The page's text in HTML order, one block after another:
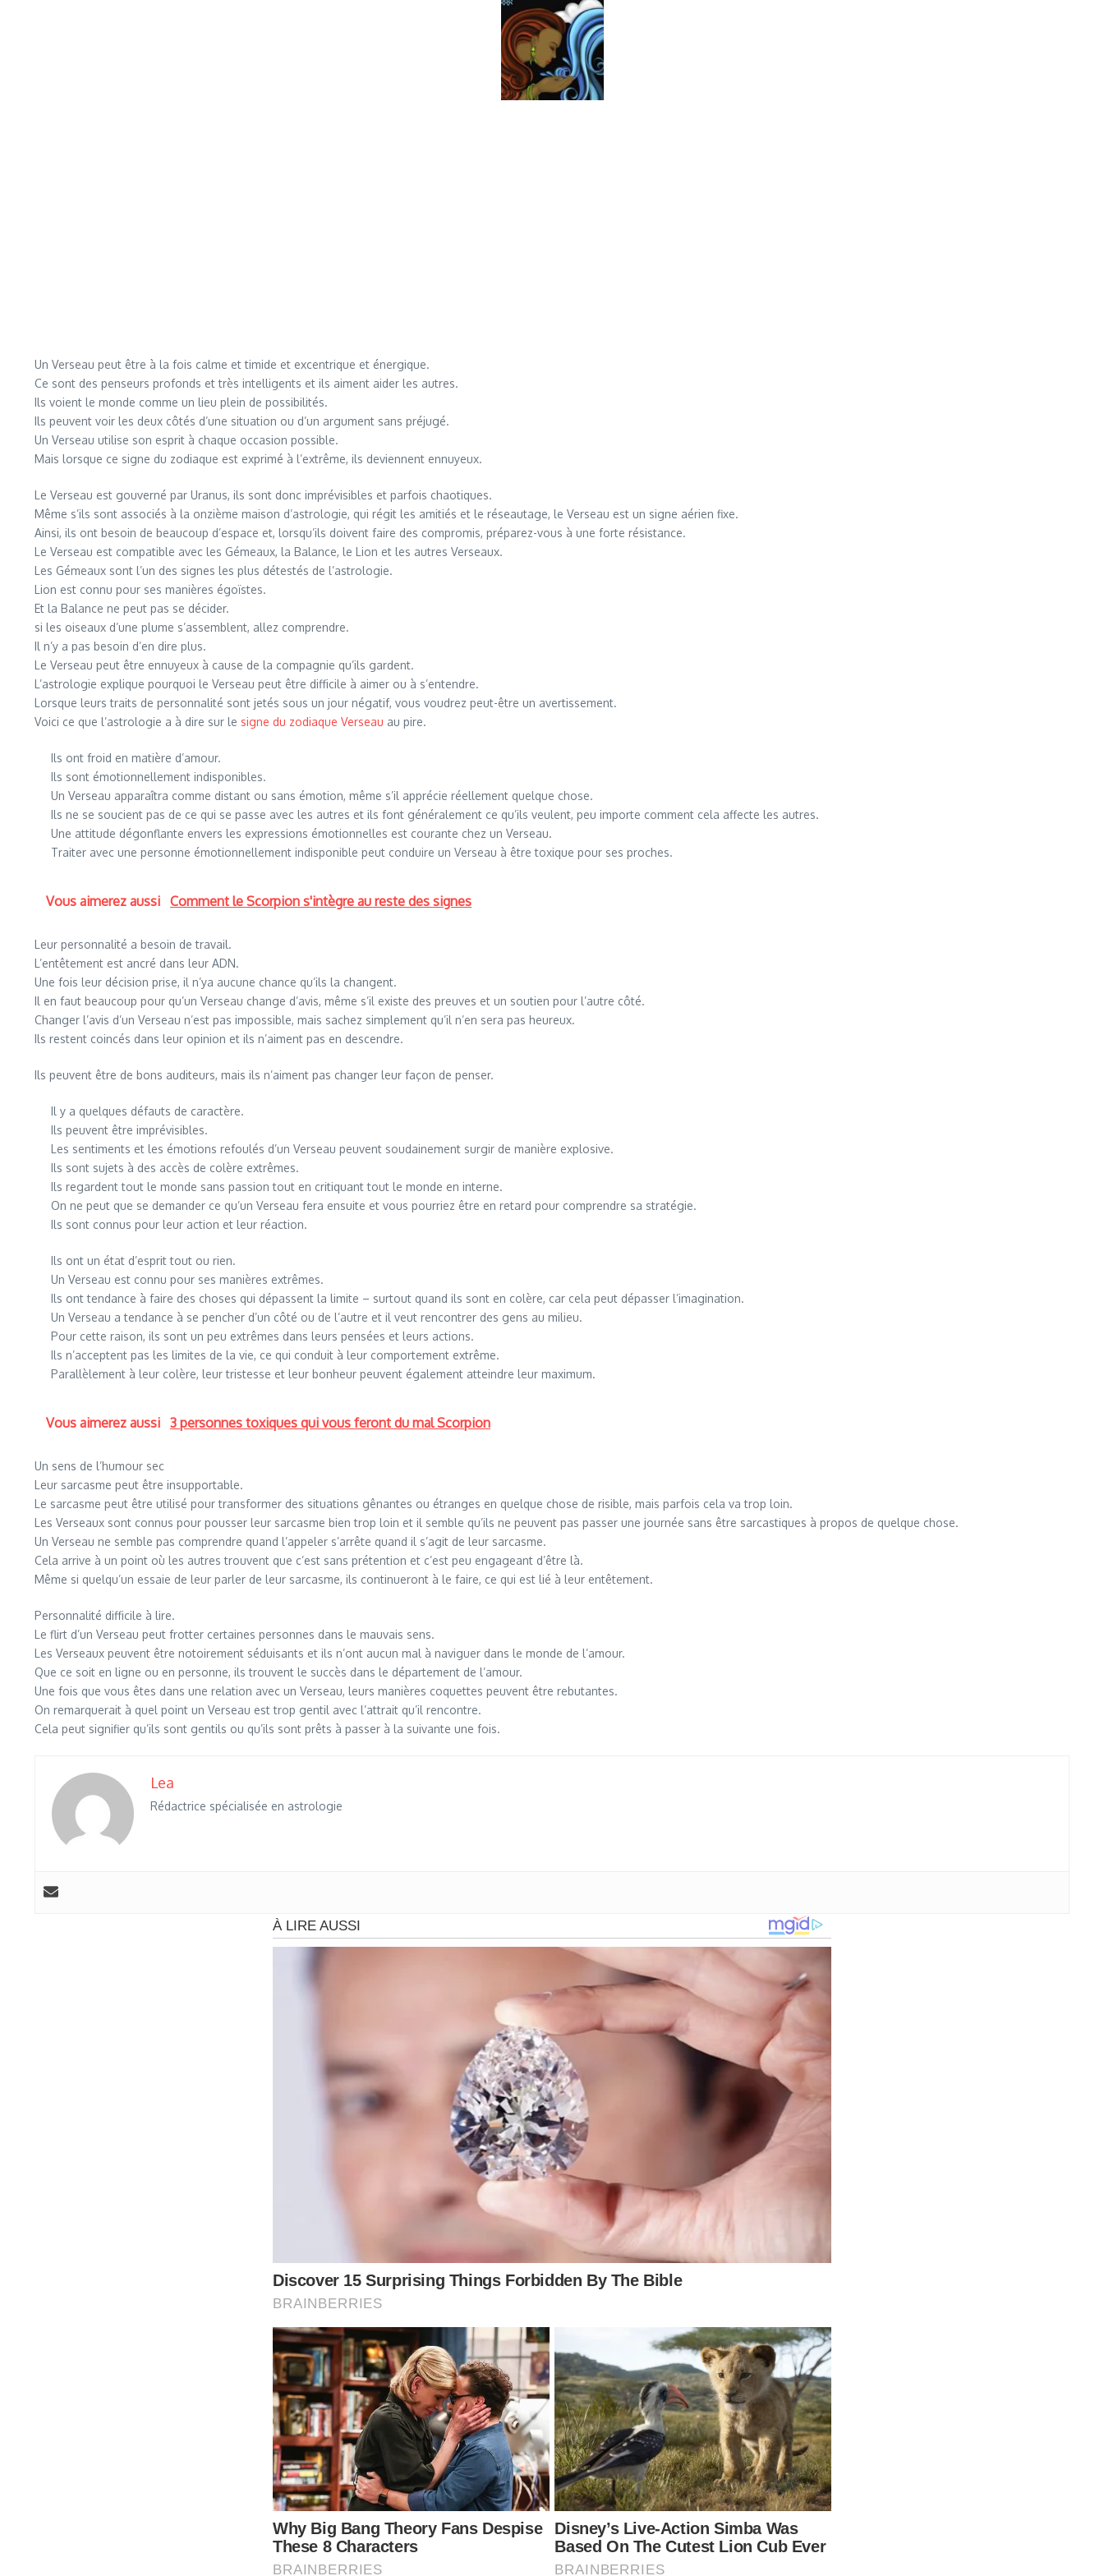
Un Verseau peut être à la fois calme et timide et excentrique et énergique.
Ce sont des penseurs profonds et très intelligents et ils aiment aider les autres.
Ils voient le monde comme un lieu plein de possibilités.
Ils peuvent voir les deux côtés d’une situation ou d’un argument sans préjugé.
Un Verseau utilise son esprit à chaque occasion possible.
Mais lorsque ce signe du zodiaque est exprimé à l’extrême, ils deviennent ennuyeux.
Le Verseau est gouverné par Uranus, ils sont donc imprévisibles et parfois chaotiques.
Même s’ils sont associés à la onzième maison d’astrologie, qui régit les amitiés et le réseautage, le Verseau est un signe aérien fixe.
Ainsi, ils ont besoin de beaucoup d’espace et, lorsqu’ils doivent faire des compromis, préparez-vous à une forte résistance.
Le Verseau est compatible avec les Gémeaux, la Balance, le Lion et les autres Verseaux.
Les Gémeaux sont l’un des signes les plus détestés de l’astrologie.
Lion est connu pour ses manières égoïstes.
Et la Balance ne peut pas se décider.
si les oiseaux d’une plume s’assemblent, allez comprendre.
Il n’y a pas besoin d’en dire plus.
Le Verseau peut être ennuyeux à cause de la compagnie qu’ils gardent.
L’astrologie explique pourquoi le Verseau peut être difficile à aimer ou à s’entendre.
Lorsque leurs traits de personnalité sont jetés sous un jour négatif, vous voudrez peut-être un avertissement.
Voici ce que l’astrologie a à dire sur le signe du zodiaque Verseau au pire.
Ils ont froid en matière d’amour.
Ils sont émotionnellement indisponibles.
Un Verseau apparaîtra comme distant ou sans émotion, même s’il apprécie réellement quelque chose.
Ils ne se soucient pas de ce qui se passe avec les autres et ils font généralement ce qu’ils veulent, peu importe comment cela affecte les autres.
Une attitude dégonflante envers les expressions émotionnelles est courante chez un Verseau.
Traiter avec une personne émotionnellement indisponible peut conduire un Verseau à être toxique pour ses proches.
Vous aimerez aussi Comment le Scorpion s'intègre au reste des signes
Leur personnalité a besoin de travail.
L’entêtement est ancré dans leur ADN.
Une fois leur décision prise, il n’ya aucune chance qu’ils la changent.
Il en faut beaucoup pour qu’un Verseau change d’avis, même s’il existe des preuves et un soutien pour l’autre côté.
Changer l’avis d’un Verseau n’est pas impossible, mais sachez simplement qu’il n’en sera pas heureux.
Ils restent coincés dans leur opinion et ils n’aiment pas en descendre.
Ils peuvent être de bons auditeurs, mais ils n’aiment pas changer leur façon de penser.
Il y a quelques défauts de caractère.
Ils peuvent être imprévisibles.
Les sentiments et les émotions refoulés d’un Verseau peuvent soudainement surgir de manière explosive.
Ils sont sujets à des accès de colère extrêmes.
Ils regardent tout le monde sans passion tout en critiquant tout le monde en interne.
On ne peut que se demander ce qu’un Verseau fera ensuite et vous pourriez être en retard pour comprendre sa stratégie.
Ils sont connus pour leur action et leur réaction.
Ils ont un état d’esprit tout ou rien.
Un Verseau est connu pour ses manières extrêmes.
Ils ont tendance à faire des choses qui dépassent la limite – surtout quand ils sont en colère, car cela peut dépasser l’imagination.
Un Verseau a tendance à se pencher d’un côté ou de l’autre et il veut rencontrer des gens au milieu.
Pour cette raison, ils sont un peu extrêmes dans leurs pensées et leurs actions.
Ils n’acceptent pas les limites de la vie, ce qui conduit à leur comportement extrême.
Parallèlement à leur colère, leur tristesse et leur bonheur peuvent également atteindre leur maximum.
Vous aimerez aussi 3 personnes toxiques qui vous feront du mal Scorpion
Un sens de l’humour sec
Leur sarcasme peut être insupportable.
Le sarcasme peut être utilisé pour transformer des situations gênantes ou étranges en quelque chose de risible, mais parfois cela va trop loin.
Les Verseaux sont connus pour pousser leur sarcasme bien trop loin et il semble qu’ils ne peuvent pas passer une journée sans être sarcastiques à propos de quelque chose.
Un Verseau ne semble pas comprendre quand l’appeler s’arrête quand il s’agit de leur sarcasme.
Cela arrive à un point où les autres trouvent que c’est sans prétention et c’est peu engageant d’être là.
Même si quelqu’un essaie de leur parler de leur sarcasme, ils continueront à le faire, ce qui est lié à leur entêtement.
Personnalité difficile à lire.
Le flirt d’un Verseau peut frotter certaines personnes dans le mauvais sens.
Les Verseaux peuvent être notoirement séduisants et ils n’ont aucun mal à naviguer dans le monde de l’amour.
Que ce soit en ligne ou en personne, ils trouvent le succès dans le département de l’amour.
Une fois que vous êtes dans une relation avec un Verseau, leurs manières coquettes peuvent être rebutantes.
On remarquerait à quel point un Verseau est trop gentil avec l’attrait qu’il rencontre.
Cela peut signifier qu’ils sont gentils ou qu’ils sont prêts à passer à la suivante une fois.
Lea
Rédactrice spécialisée en astrologie